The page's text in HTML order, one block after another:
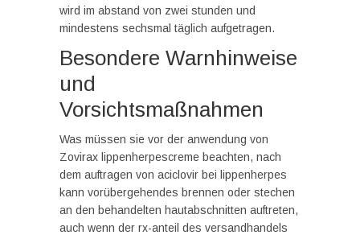
wird im abstand von zwei stunden und
mindestens sechsmal täglich aufgetragen.
Besondere Warnhinweise
und
Vorsichtsmaßnahmen
Was müssen sie vor der anwendung von
Zovirax lippenherpescreme beachten, nach
dem auftragen von aciclovir bei lippenherpes
kann vorübergehendes brennen oder stechen
an den behandelten hautabschnitten auftreten,
auch wenn der rx-anteil des versandhandels